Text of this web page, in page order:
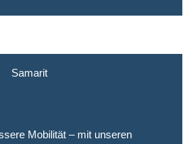
Samarit
Mobilität – mit unseren